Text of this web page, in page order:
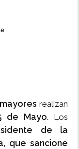
realizan
de Mayo. Los
de la
que sancione